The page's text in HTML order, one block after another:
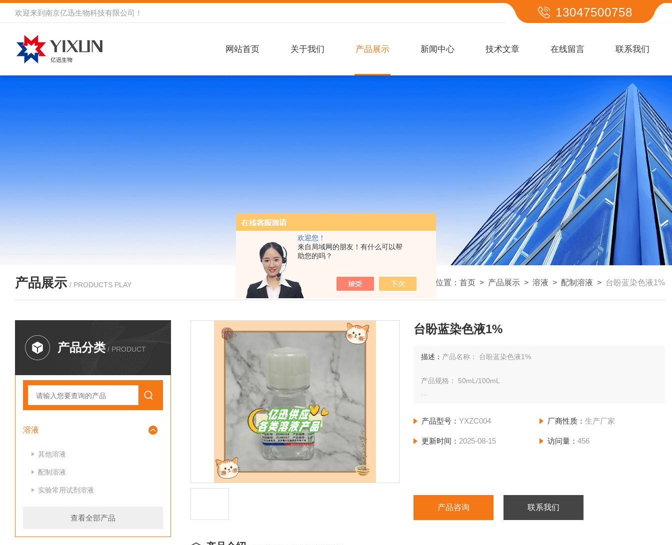
欢迎您！
来自局域网的朋友！有什么可以帮
助您的吗？
欢迎来到 南京亿迅生物科技有限公司 ！ 13047500758
网站首页 关于我们 产品展示 新闻中心 技术文章 在线留言 联系我们
产品展示 / PRODUCTS PLAY 我的位置： 首页 > 产品展示 > 溶液 > 配制溶液 > 台盼蓝染色液1%
产品分类 / PRODUCT
溶液
其他溶液
配制溶液
实验常用试剂溶液
查看全部产品
台盼蓝染色液1%
描述： 产品名称： 台盼蓝染色液1%
产品规格： 50mL/100mL
产品型号：YXZC004 厂商性质： 生产厂家
更新时间： 2025-08-15 访问量： 456
产品咨询 联系我们